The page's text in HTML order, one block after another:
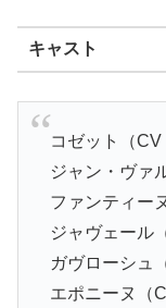
キャスト
コゼット（CV
ジャン・ヴァ
ファンティー
ジャヴェール
ガヴローシュ
エポニーヌ（